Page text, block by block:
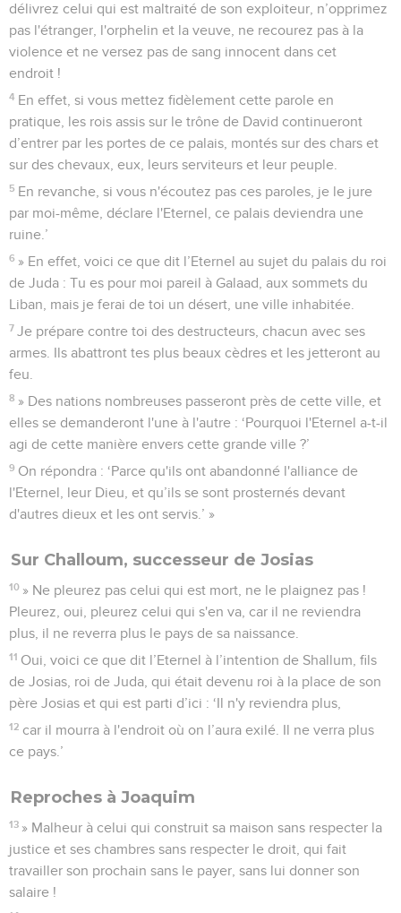
délivrez celui qui est maltraité de son exploiteur, n’opprimez
pas l'étranger, l'orphelin et la veuve, ne recourez pas à la
violence et ne versez pas de sang innocent dans cet
endroit !
4 En effet, si vous mettez fidèlement cette parole en
pratique, les rois assis sur le trône de David continueront
d’entrer par les portes de ce palais, montés sur des chars et
sur des chevaux, eux, leurs serviteurs et leur peuple.
5 En revanche, si vous n'écoutez pas ces paroles, je le jure
par moi-même, déclare l'Eternel, ce palais deviendra une
ruine.’
6 » En effet, voici ce que dit l’Eternel au sujet du palais du roi
de Juda : Tu es pour moi pareil à Galaad, aux sommets du
Liban, mais je ferai de toi un désert, une ville inhabitée.
7 Je prépare contre toi des destructeurs, chacun avec ses
armes. Ils abattront tes plus beaux cèdres et les jetteront au
feu.
8 » Des nations nombreuses passeront près de cette ville, et
elles se demanderont l'une à l'autre : ‘Pourquoi l'Eternel a-t-il
agi de cette manière envers cette grande ville ?’
9 On répondra : ‘Parce qu'ils ont abandonné l'alliance de
l'Eternel, leur Dieu, et qu’ils se sont prosternés devant
d'autres dieux et les ont servis.’ »
Sur Challoum, successeur de Josias
10 » Ne pleurez pas celui qui est mort, ne le plaignez pas !
Pleurez, oui, pleurez celui qui s'en va, car il ne reviendra
plus, il ne reverra plus le pays de sa naissance.
11 Oui, voici ce que dit l’Eternel à l’intention de Shallum, fils
de Josias, roi de Juda, qui était devenu roi à la place de son
père Josias et qui est parti d’ici : ‘Il n'y reviendra plus,
12 car il mourra à l'endroit où on l’aura exilé. Il ne verra plus
ce pays.’
Reproches à Joaquim
13 » Malheur à celui qui construit sa maison sans respecter la
justice et ses chambres sans respecter le droit, qui fait
travailler son prochain sans le payer, sans lui donner son
salaire !